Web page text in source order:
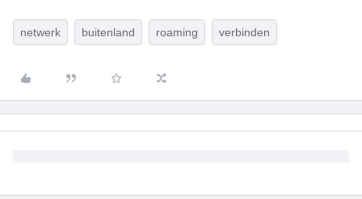
netwerk buitenland roaming verbinden